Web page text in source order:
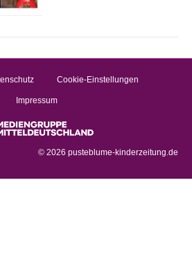
Cookie-Einstellungen
Impressum
© 2026 pusteblume-kinderzeitung.de